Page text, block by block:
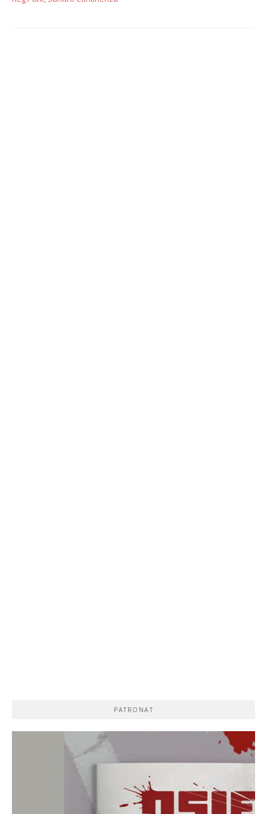
PATRONAT